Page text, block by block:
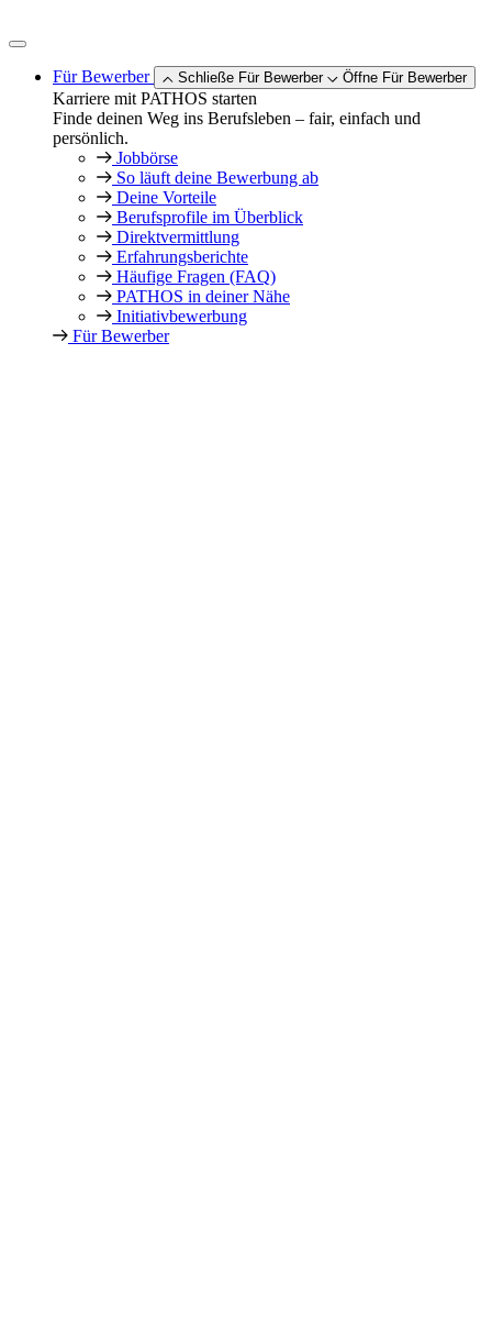
Inhalt
Für Bewerber
Schließe Für Bewerber Öffne Für Bewerber
Karriere mit PATHOS starten
Finde deinen Weg ins Berufsleben – fair, einfach und
persönlich.
Jobbörse
So läuft deine Bewerbung ab
Deine Vorteile
Berufsprofile im Überblick
Direktvermittlung
Erfahrungsberichte
Häufige Fragen (FAQ)
PATHOS in deiner Nähe
Initiativbewerbung
Für Bewerber